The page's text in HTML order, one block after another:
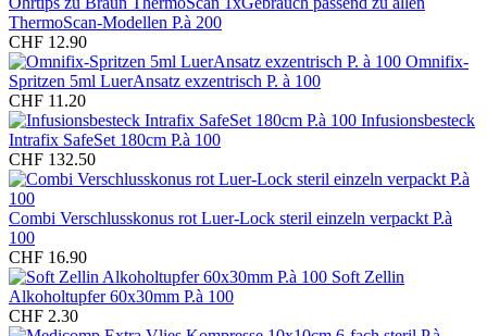
ThermoScan-Modellen P.à 200
CHF 12.90
Omnifix-
Spritzen 5ml LuerAnsatz exzentrisch P. à 100
CHF 11.20
Infusionsbesteck
Intrafix SafeSet 180cm P.à 100
CHF 132.50
Combi Verschlusskonus rot Luer-Lock steril einzeln verpackt P.à
100
CHF 16.90
Soft Zellin
Alkoholtupfer 60x30mm P.à 100
CHF 2.30